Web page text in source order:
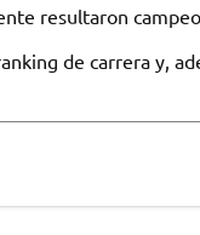
resultaron
de carrera y,